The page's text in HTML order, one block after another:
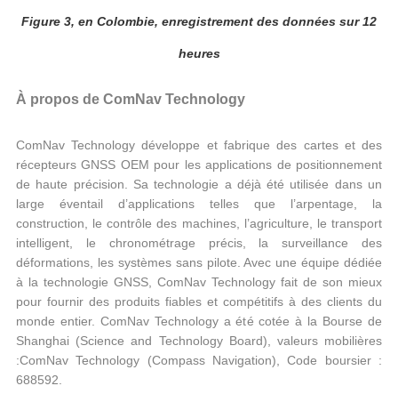
Figure 3, en Colombie, enregistrement des données sur 12
heures
À propos de ComNav Technology
ComNav Technology développe et fabrique des cartes et des
récepteurs GNSS OEM pour les applications de positionnement
de haute précision. Sa technologie a déjà été utilisée dans un
large éventail d’applications telles que l’arpentage, la
construction, le contrôle des machines, l’agriculture, le transport
intelligent, le chronométrage précis, la surveillance des
déformations, les systèmes sans pilote. Avec une équipe dédiée
à la technologie GNSS, ComNav Technology fait de son mieux
pour fournir des produits fiables et compétitifs à des clients du
monde entier. ComNav Technology a été cotée à la Bourse de
Shanghai (Science and Technology Board), valeurs mobilières
:ComNav Technology (Compass Navigation), Code boursier :
688592.